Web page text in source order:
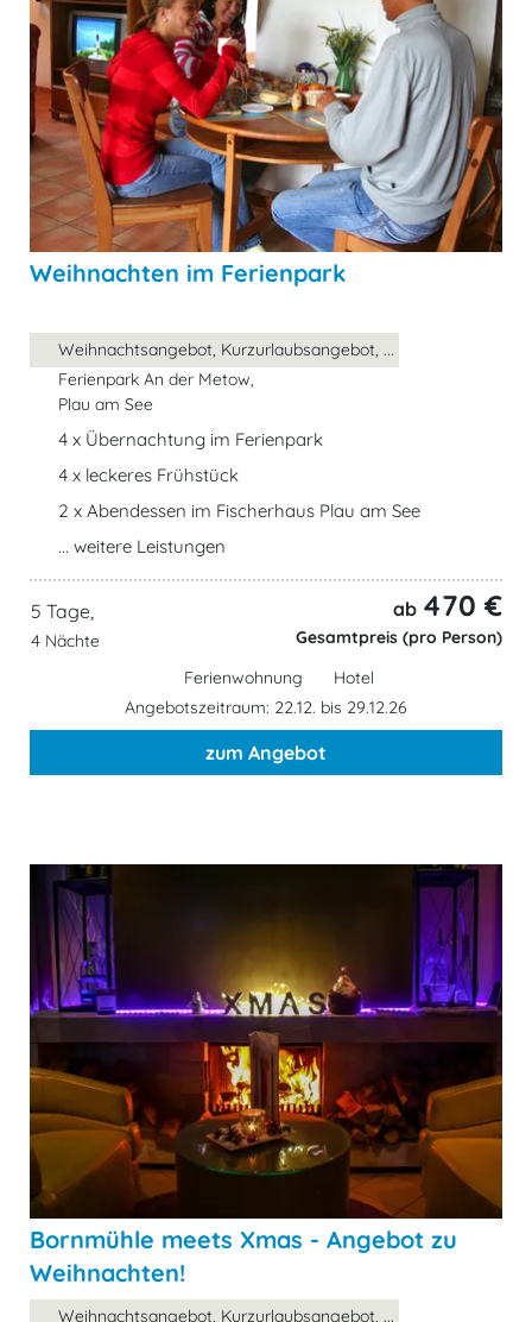
Weihnachten im Ferienpark
Weihnachtsangebot, Kurzurlaubsangebot, ...
Ferienpark An der Metow,
Plau am See
4 x Übernachtung im Ferienpark
4 x leckeres Frühstück
2 x Abendessen im Fischerhaus Plau am See
... weitere Leistungen
5 Tage,
4 Nächte
ab 470 €
Gesamtpreis (pro Person)
Ferienwohnung
Hotel
Angebotszeitraum: 22.12. bis 29.12.26
zum Angebot
Bornmühle meets Xmas - Angebot zu
Weihnachten!
Weihnachtsangebot, Kurzurlaubsangebot, ...